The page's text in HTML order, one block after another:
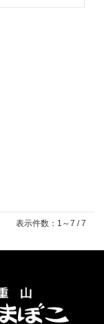
表示件数：1～7 / 7